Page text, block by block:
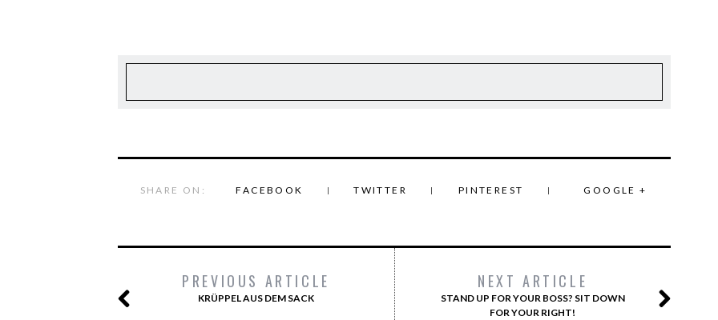
SHARE ON: FACEBOOK TWITTER PINTEREST GOOGLE +
PREVIOUS ARTICLE
KRÜPPEL AUS DEM SACK
NEXT ARTICLE
STAND UP FOR YOUR BOSS? SIT DOWN
FOR YOUR RIGHT!